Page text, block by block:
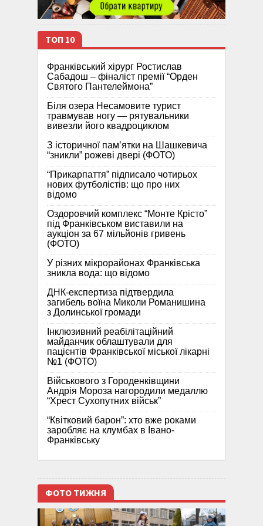
ТОП 10
Франківський хірург Ростислав
Сабадош – фіналіст премії “Орден
Святого Пантелеймона”
Біля озера Несамовите турист
травмував ногу — рятувальники
вивезли його квадроциклом
З історичної памʼятки на Шашкевича
“зникли” рожеві двері (ФОТО)
“Прикарпаття” підписало чотирьох
нових футболістів: що про них
відомо
Оздоровчий комплекс “Монте Крісто”
під Франківськом виставили на
аукціон за 67 мільйонів гривень
(ФОТО)
У різних мікрорайонах Франківська
зникла вода: що відомо
ДНК-експертиза підтвердила
загибель воїна Миколи Романишина
з Долинської громади
Інклюзивний реабілітаційний
майданчик облаштували для
пацієнтів Франківської міської лікарні
№1 (ФОТО)
Військового з Городенківщини
Андрія Мороза нагородили медаллю
“Хрест Сухопутних військ”
“Квітковий барон”: хто вже роками
заробляє на клумбах в Івано-
Франківську
ФОТО ТИЖНЯ